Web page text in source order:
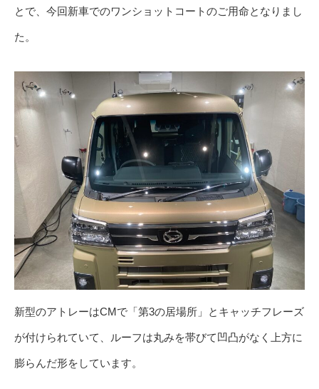
とで、今回新車でのワンショットコートのご用命となりまし
た。
新型のアトレーはCMで「第3の居場所」とキャッチフレーズ
が付けられていて、ルーフは丸みを帯びて凹凸がなく上方に
膨らんだ形をしています。